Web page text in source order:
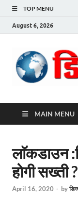
TOP MENU
August 6, 2026
MAIN MENU
लाॅकडाउन
होगी सख्ती ?
April 16, 2020 - by